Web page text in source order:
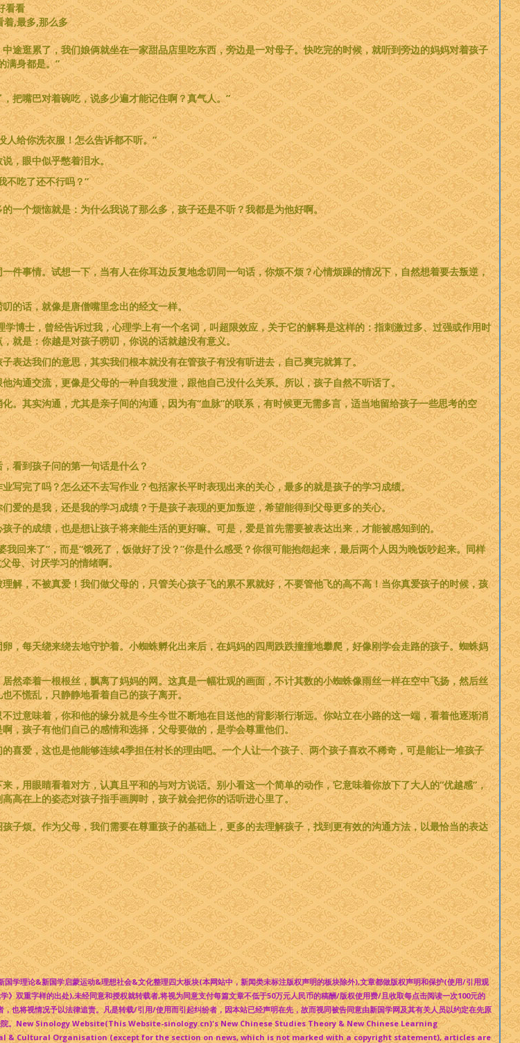
看看
着,最多,那么多
途逛累了，我们娘俩就坐在一家甜品店里吃东西，旁边是一对母子。快吃完的时候，就听到旁边的妈妈对着孩子
满身都是。”
把嘴巴对着碗吃，说多少遍才能记住啊？真气人。”
人给你洗衣服！怎么告诉都不听。”
，眼中似乎憋着泪水。
不吃了还不行吗？”
一个烦恼就是：为什么我说了那么多，孩子还是不听？我都是为他好啊。
件事情。试想一下，当有人在你耳边反复地念叨同一句话，你烦不烦？心情烦躁的情况下，自然想着要去叛逆，
的话，就像是唐僧嘴里念出的经文一样。
博士，曾经告诉过我，心理学上有一个名词，叫超限效应，关于它的解释是这样的：指刺激过多、过强或作用时
就是：你越是对孩子唠叨，你说的话就越没有意义。
表达我们的意思，其实我们根本就没有在管孩子有没有听进去，自己爽完就算了。
沟通交流，更像是父母的一种自我发泄，跟他自己没什么关系。所以，孩子自然不听话了。
。其实沟通，尤其是亲子间的沟通，因为有“血脉”的联系，有时候更无需多言，适当地留给孩子一些思考的空
看到孩子问的第一句话是什么？
写完了吗？怎么还不去写作业？包括家长平时表现出来的关心，最多的就是孩子的学习成绩。
爱的是我，还是我的学习成绩？于是孩子表现的更加叛逆，希望能得到父母更多的关心。
子的成绩，也是想让孩子将来能生活的更好嘛。可是，爱是首先需要被表达出来，才能被感知到的。
回来了”，而是“饿死了，饭做好了没？”你是什么感受？你很可能抱怨起来，最后两个人因为晚饭吵起来。同样
母、讨厌学习的情绪啊。
解，不被真爱！我们做父母的，只管关心孩子飞的累不累就好，不要管他飞的高不高！当你真爱孩子的时候，孩
，每天绕来绕去地守护着。小蜘蛛孵化出来后，在妈妈的四周跌跌撞撞地攀爬，好像刚学会走路的孩子。蜘蛛妈
然牵着一根根丝，飘离了妈妈的网。这真是一幅壮观的画面，不计其数的小蜘蛛像雨丝一样在空中飞扬，然后丝
不慌乱，只静静地看着自己的孩子离开。
过意味着，你和他的缘分就是今生今世不断地在目送他的背影渐行渐远。你站立在小路的这一端，看着他逐渐消
，孩子有他们自己的感情和选择，父母要做的，是学会尊重他们。
喜爱，这也是他能够连续4季担任村长的理由吧。一个人让一个孩子、两个孩子喜欢不稀奇，可是能让一堆孩子
，用眼睛看着对方，认真且平和的与对方说话。别小看这一个简单的动作，它意味着你放下了大人的“优越感”，
高在上的姿态对孩子指手画脚时，孩子就会把你的话听进心里了。
子烦。作为父母，我们需要在尊重孩子的基础上，更多的去理解孩子，找到更有效的沟通方法，以最恰当的表达
学理论&新国学启蒙运动&理想社会&文化整理四大板块(本网站中，新闻类未标注版权声明的板块除外),文章都做版权声明和保护(使用/引用观
》双重字样的出处),未经同意和授权就转载者,将视为同意支付每篇文章不低于50万元人民币的稿酬/版权使用费/且收取每点击阅读一次100元的
也将视情况予以法律追责。凡是转载/引用/使用而引起纠纷者，因本站已经声明在先，故而视同被告同意由新国学网及其有关人员以约定在先原
法院。New Sinology Website(This Website-sinology.cn)'s New Chinese Studies Theory & New Chinese Learning
& Cultural Organisation (except for the section on news, which is not marked with a copyright statement), articles are